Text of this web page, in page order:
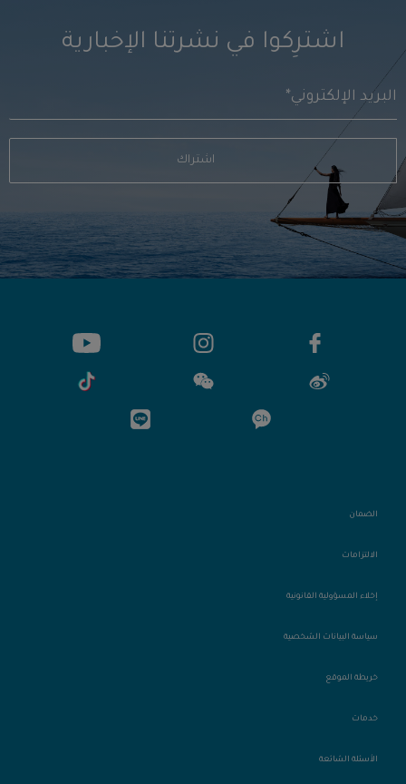
اشترِكوا في نشرتنا الإخبارية
اشتراك
الضمان
الالتزامات
إخلاء المسؤولية القانونية
سياسة البيانات الشخصية
خريطة الموقع
خدمات
الأسئلة الشائعة